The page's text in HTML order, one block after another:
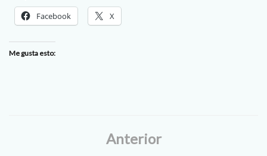
Facebook X
Me gusta esto:
Anterior